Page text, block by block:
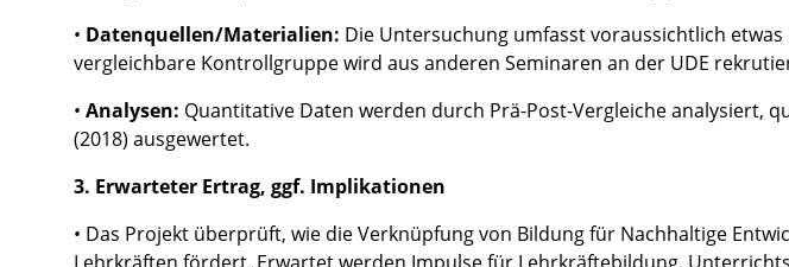
• Datenquellen/Materialien: Die Untersuchung umfasst voraussichtlich
vergleichbare Kontrollgruppe wird aus anderen Seminaren an der UDE
• Analysen: Quantitative Daten werden durch Prä-Post-Vergleiche analysiert,
(2018) ausgewertet.
3. Erwarteter Ertrag, ggf. Implikationen
• Das Projekt überprüft, wie die Verknüpfung von Bildung für Nachhaltige